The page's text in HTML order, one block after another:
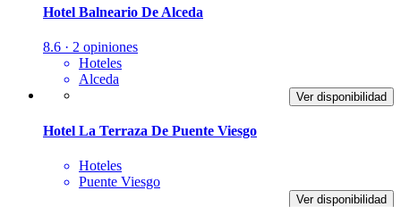
Hotel Balneario De Alceda
8.6 · 2 opiniones
Hoteles
Alceda
Ver disponibilidad
Hotel La Terraza De Puente Viesgo
Hoteles
Puente Viesgo
Ver disponibilidad